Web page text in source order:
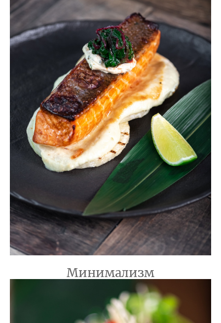
Минимализм